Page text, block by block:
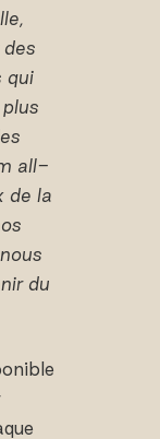
qui
all-
de la
du